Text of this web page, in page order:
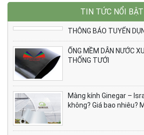
TIN TỨC NỔI BẬT
THÔNG BÁO TUYỂN
ỐNG MỀM DẪN NƯỚC
THỐNG TƯỚI
Màng kính Ginegar –
không? Giá bao nhiêu?